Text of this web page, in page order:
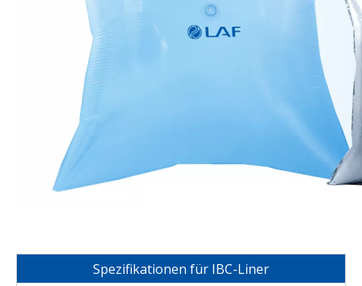
Spezifikationen für IBC-Liner